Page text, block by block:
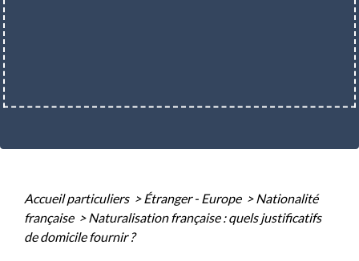
Accueil particuliers > Étranger - Europe > Nationalité
française > Naturalisation française : quels justificatifs
de domicile fournir ?